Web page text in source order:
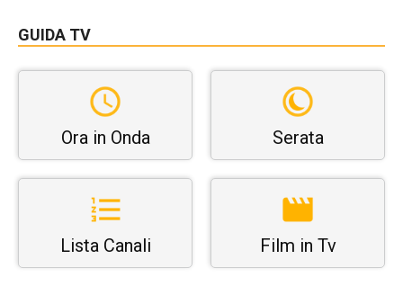
GUIDA TV
Ora in Onda Serata
Lista Canali Film in Tv